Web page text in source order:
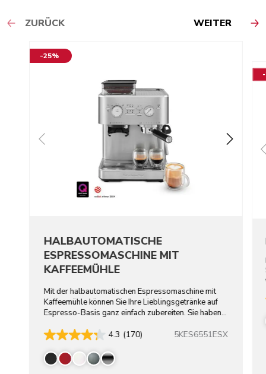
ZURÜCK WEITER
-25%
HALBAUTOMATISCHE
ESPRESSOMASCHINE MIT
KAFFEEMÜHLE
Mit der halbautomatischen Espressomaschine mit
Kaffeemühle können Sie Ihre Lieblingsgetränke auf
Espresso-Basis ganz einfach zubereiten. Sie haben
4.3 (170) 5KES6551ESX